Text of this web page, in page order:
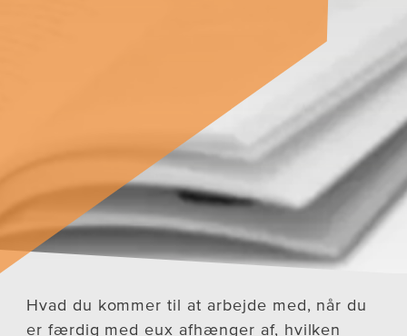
Hvad du kommer til at arbejde med, når du
er færdig med eux afhænger af, hvilken